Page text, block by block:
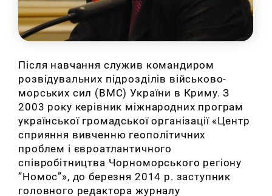
Після навчання служив командиром
розвідувальних підрозділів військово-
морських сил (ВМС) України в Криму. З
2003 року керівник міжнародних програм
української громадської організації «Центр
сприяння вивченню геополітичних
проблем і євроатлантичного
співробітництва Чорноморського регіону
”Номос”», до березня 2014 р. заступник
головного редактора журналу